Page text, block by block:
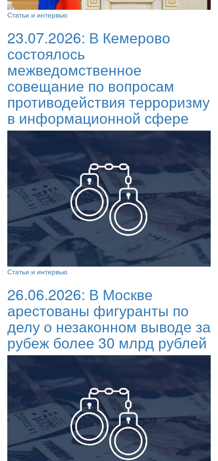
Статьи и интервью
23.07.2026: В Кемерово
состоялось
межведомственное
совещание по вопросам
противодействия терроризму
в информационной сфере
Статьи и интервью
26.06.2026: В Москве
арестованы фигуранты по
делу о незаконном выводе за
рубеж более 30 млрд рублей